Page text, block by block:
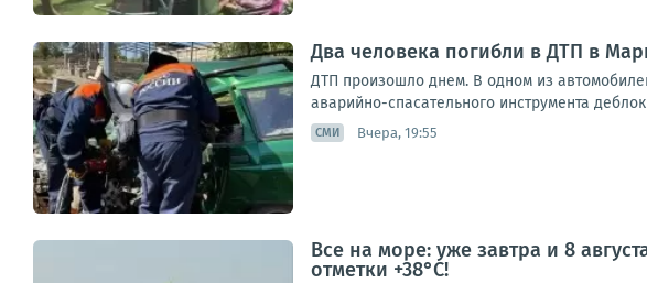
Два человека погибли в ДТП в
ДТП произошло днем. В одном из
аварийно-спасательного инструмента
СМИ Вчера, 19:55
Все на море: уже завтра и 8
отметки +38°C!